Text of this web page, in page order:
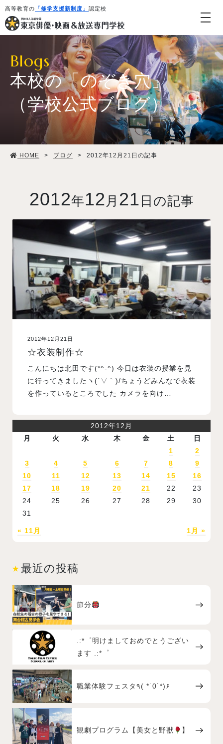
高等教育の 「修学支援新制度」 認定校
学校紹介・教育システム
学生生活
就職・デビュー
入試案内
学校情報
オープンキャンパス
訪問者別メニュー
Blogs
本校の「のぞき穴」
（学校公式ブログ）
HOME > ブログ > 2012年12月21日の記事
2012年12 月 21 日の記事
2012年12月21日
☆衣装制作☆
こんにちは北田です(*^-^) 今日は衣装の授業を見
に行ってきましたヽ(´▽｀)/ちょうどみんなで衣装
を作っているところでした カメラを向け…
2012年12月
月
火 水 木 金 土 日
« 11月 1月 »
1
2
3
4 5 6 7 8
9
10
11 12 13 14 15
16
17
18 19 20 21 22
23
24
25 26 27 28 29
30
31
最近の投稿
節分
.:*゜明けましておめでとうござい
ます .:*゜
職業体験フェスタ٩( *˙0˙*)۶
観劇プログラム【美女と野獣 】